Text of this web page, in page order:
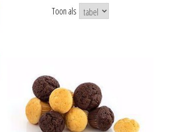
Toon als